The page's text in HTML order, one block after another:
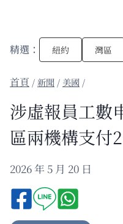
精選： 紐約 灣區
/新聞 / 美國 /
涉虛報員工數
區兩機構支付
2026 年 5 月 20 日